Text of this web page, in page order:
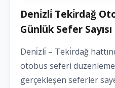
Deni̇zli̇ Teki̇rdağ
Günlük Sefer Sayısı
Deni̇zli̇ – Teki̇rdağ
otobüs seferi
gerçekleşen seferler